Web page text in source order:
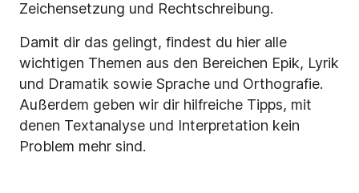
Zeichensetzung und Rechtschreibung.
Damit dir das gelingt, findest du hier alle
wichtigen Themen aus den Bereichen Epik, Lyrik
und Dramatik sowie Sprache und Orthografie.
Außerdem geben wir dir hilfreiche Tipps, mit
denen Textanalyse und Interpretation kein
Problem mehr sind.